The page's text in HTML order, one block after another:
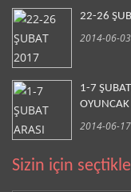
22-26
2014-06-03
1-7
2014-06-17
Sizin için